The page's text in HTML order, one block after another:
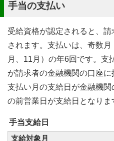
手当の支払い
受給資格が認定されると、
されます。支払いは、奇数
月、11月）の年6回です。支
が請求者の金融機関の口座に
支払い月の支給日が金融機
の前営業日が支給日となりま
手当支給日
支給対象月